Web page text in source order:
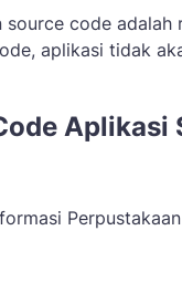
code
aplikasi tidak
Aplikasi